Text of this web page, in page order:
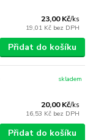
23,00 Kč/ks
19,01 Kč bez DPH
Přidat do košíku
20,00 Kč/ks
16,53 Kč bez DPH
skladem
Přidat do košíku